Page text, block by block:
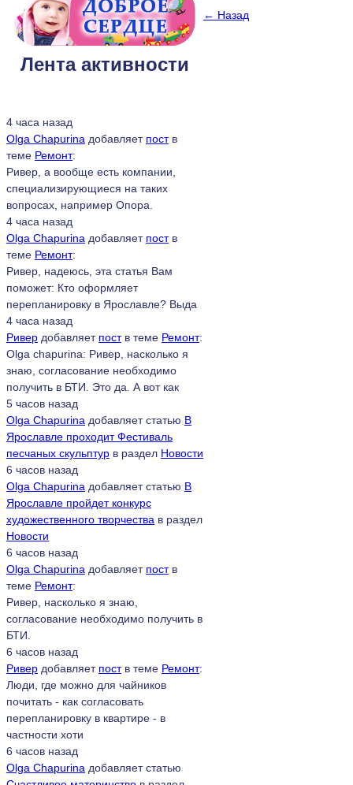
Лента активности
4 часа назад
Olga Chapurina добавляет поств
теме Ремонт:
Ривер, а вообще есть компании,
специализирующиеся на таких
вопросах, например Опора.
4 часа назад
Olga Chapurina добавляет поств
теме Ремонт:
Ривер, надеюсь, эта статья Вам
поможет: Кто оформляет
перепланировку в Ярославле? Выда
4 часа назад
Ривер добавляет поств теме Ремонт:
Olga chapurina: Ривер, насколько я
знаю, согласование необходимо
получить в БТИ. Это да. А вот как
5 часов назад
Olga Chapurina добавляет статью В
Ярославле проходит Фестиваль
песчаных скульптур в раздел Новости
6 часов назад
Olga Chapurina добавляет статью В
Ярославле пройдет конкурс
художественного творчества в раздел
Новости
6 часов назад
Olga Chapurina добавляет поств
теме Ремонт:
Ривер, насколько я знаю,
согласование необходимо получить в
БТИ.
6 часов назад
Ривер добавляет поств теме Ремонт:
Люди, где можно для чайников
почитать - как согласовать
перепланировку в квартире - в
частности хоти
6 часов назад
Olga Chapurina добавляет статью
← Назад